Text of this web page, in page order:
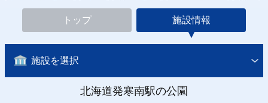
トップ 施設情報
施設を選択
北海道発寒南駅の公園